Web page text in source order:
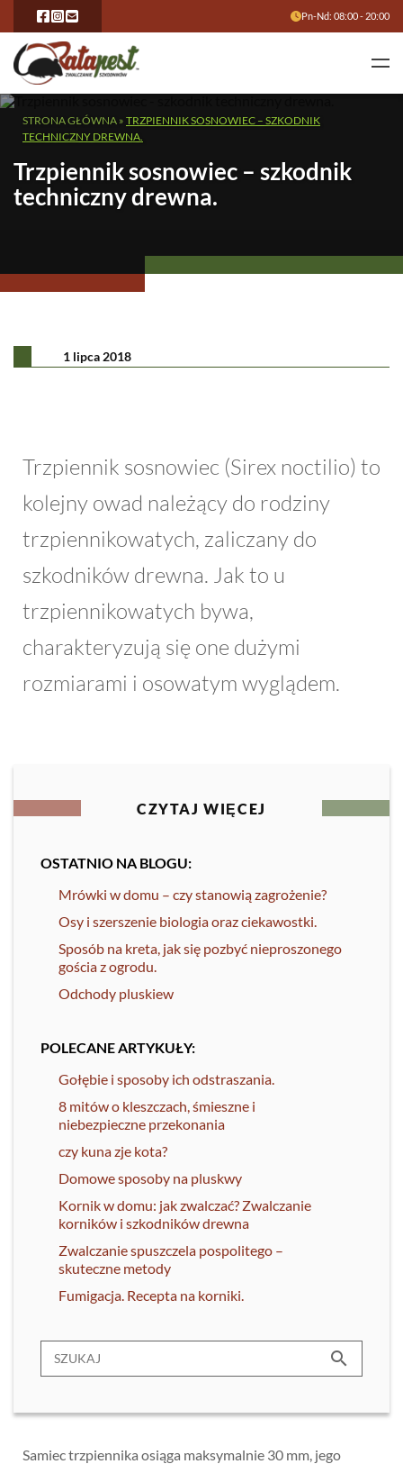
Pn-Nd: 08:00 - 20:00
STRONA GŁÓWNA » TRZPIENNIK SOSNOWIEC – SZKODNIK
TECHNICZNY DREWNA.
Trzpiennik sosnowiec – szkodnik
techniczny drewna.
1 lipca 2018
Trzpiennik sosnowiec (Sirex noctilio) to
kolejny owad należący do rodziny
trzpiennikowatych, zaliczany do
szkodników drewna. Jak to u
trzpiennikowatych bywa,
charakteryzują się one dużymi
rozmiarami i osowatym wyglądem.
Samiec trzpiennika osiąga maksymalnie 30 mm, jego
CZYTAJ WIĘCEJ
OSTATNIO NA BLOGU:
Mrówki w domu – czy stanowią zagrożenie?
Osy i szerszenie biologia oraz ciekawostki.
Sposób na kreta, jak się pozbyć nieproszonego
gościa z ogrodu.
Odchody pluskiew
POLECANE ARTYKUŁY:
Gołębie i sposoby ich odstraszania.
8 mitów o kleszczach, śmieszne i
niebezpieczne przekonania
czy kuna zje kota?
Domowe sposoby na pluskwy
Kornik w domu: jak zwalczać? Zwalczanie
korników i szkodników drewna
Zwalczanie spuszczela pospolitego –
skuteczne metody
Fumigacja. Recepta na korniki.
search